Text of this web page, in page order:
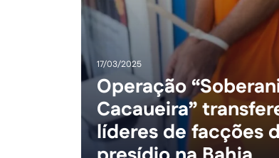
17/03/2025
Operação
Cacaueira”
líderes de facções